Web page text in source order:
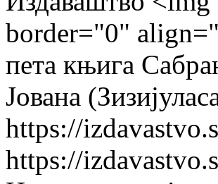
border="0"
пета књига
Јована
https://
https://